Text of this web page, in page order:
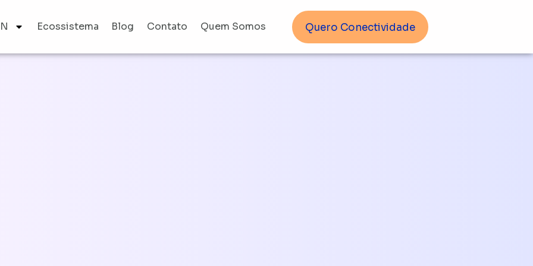
Ecossistema Blog Contato Quem Somos Quero Conectividade